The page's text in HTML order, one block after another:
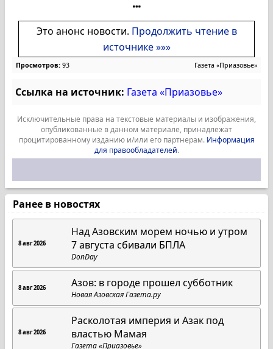
Это анонс новости. Продолжить чтение в
источнике »»»
Просмотров: 93 Газета «Приазовье»
Ссылка на источник: Газета «Приазовье»
Исключительные права на текстовые материалы и изображения,
опубликованные в данном материале, принадлежат
процитированному изданию и/или его партнерам. Информация
для правообладателей.
Ранее в новостях
8 авг 2026
Над Азовским морем ночью и утром
7 августа сбивали БПЛА
DonDay
8 авг 2026 Азов: в городе прошел субботник
Новая Азовская Газета.ру
8 авг 2026
Расколотая империя и Азак под
властью Мамая
Газета «Приазовье»